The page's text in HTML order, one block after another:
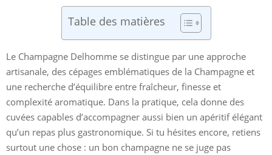
Table des matières
Le Champagne Delhomme se distingue par une approche
artisanale, des cépages emblématiques de la Champagne et
une recherche d’équilibre entre fraîcheur, finesse et
complexité aromatique. Dans la pratique, cela donne des
cuvées capables d’accompagner aussi bien un apéritif élégant
qu’un repas plus gastronomique. Si tu hésites encore, retiens
surtout une chose : un bon champagne ne se juge pas